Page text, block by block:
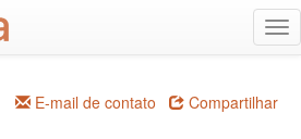
E-mail de contato Compartilhar